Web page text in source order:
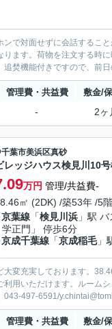
で対面せずに会話するこ
ます。荷物を注文する時
焚機能付きですので、前
管理費・共益費 敷金/
- 2ヶ
千葉市美浜区真砂
レッジハウス検見川10
万円 管理/共益費-
㎡ (2DK) /築53年 /5
京葉線 「検見川浜 」駅
学正門」 停歩6分
京成千葉線 「京成稲毛」
変充実しております。
用いただけます。ルーム
043-497-6591/
管理費・共益費 敷金/